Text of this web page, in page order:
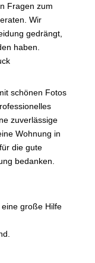
Fragen zum
Wir
gedrängt,
haben.
schönen Fotos
zuverlässige
Wohnung in
die gute
bedanken.
große Hilfe